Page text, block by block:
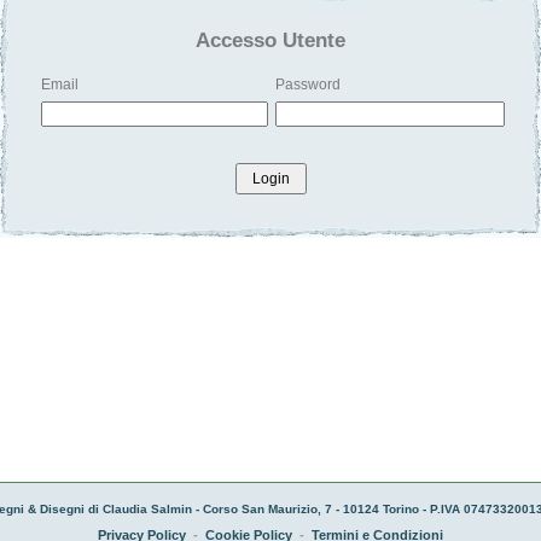
Accesso Utente
Email Password
Login
& Disegni di Claudia Salmin - Corso San Maurizio, 7 - 10124 Torino - P.IVA
Privacy Policy - Cookie Policy - Termini e Condizioni